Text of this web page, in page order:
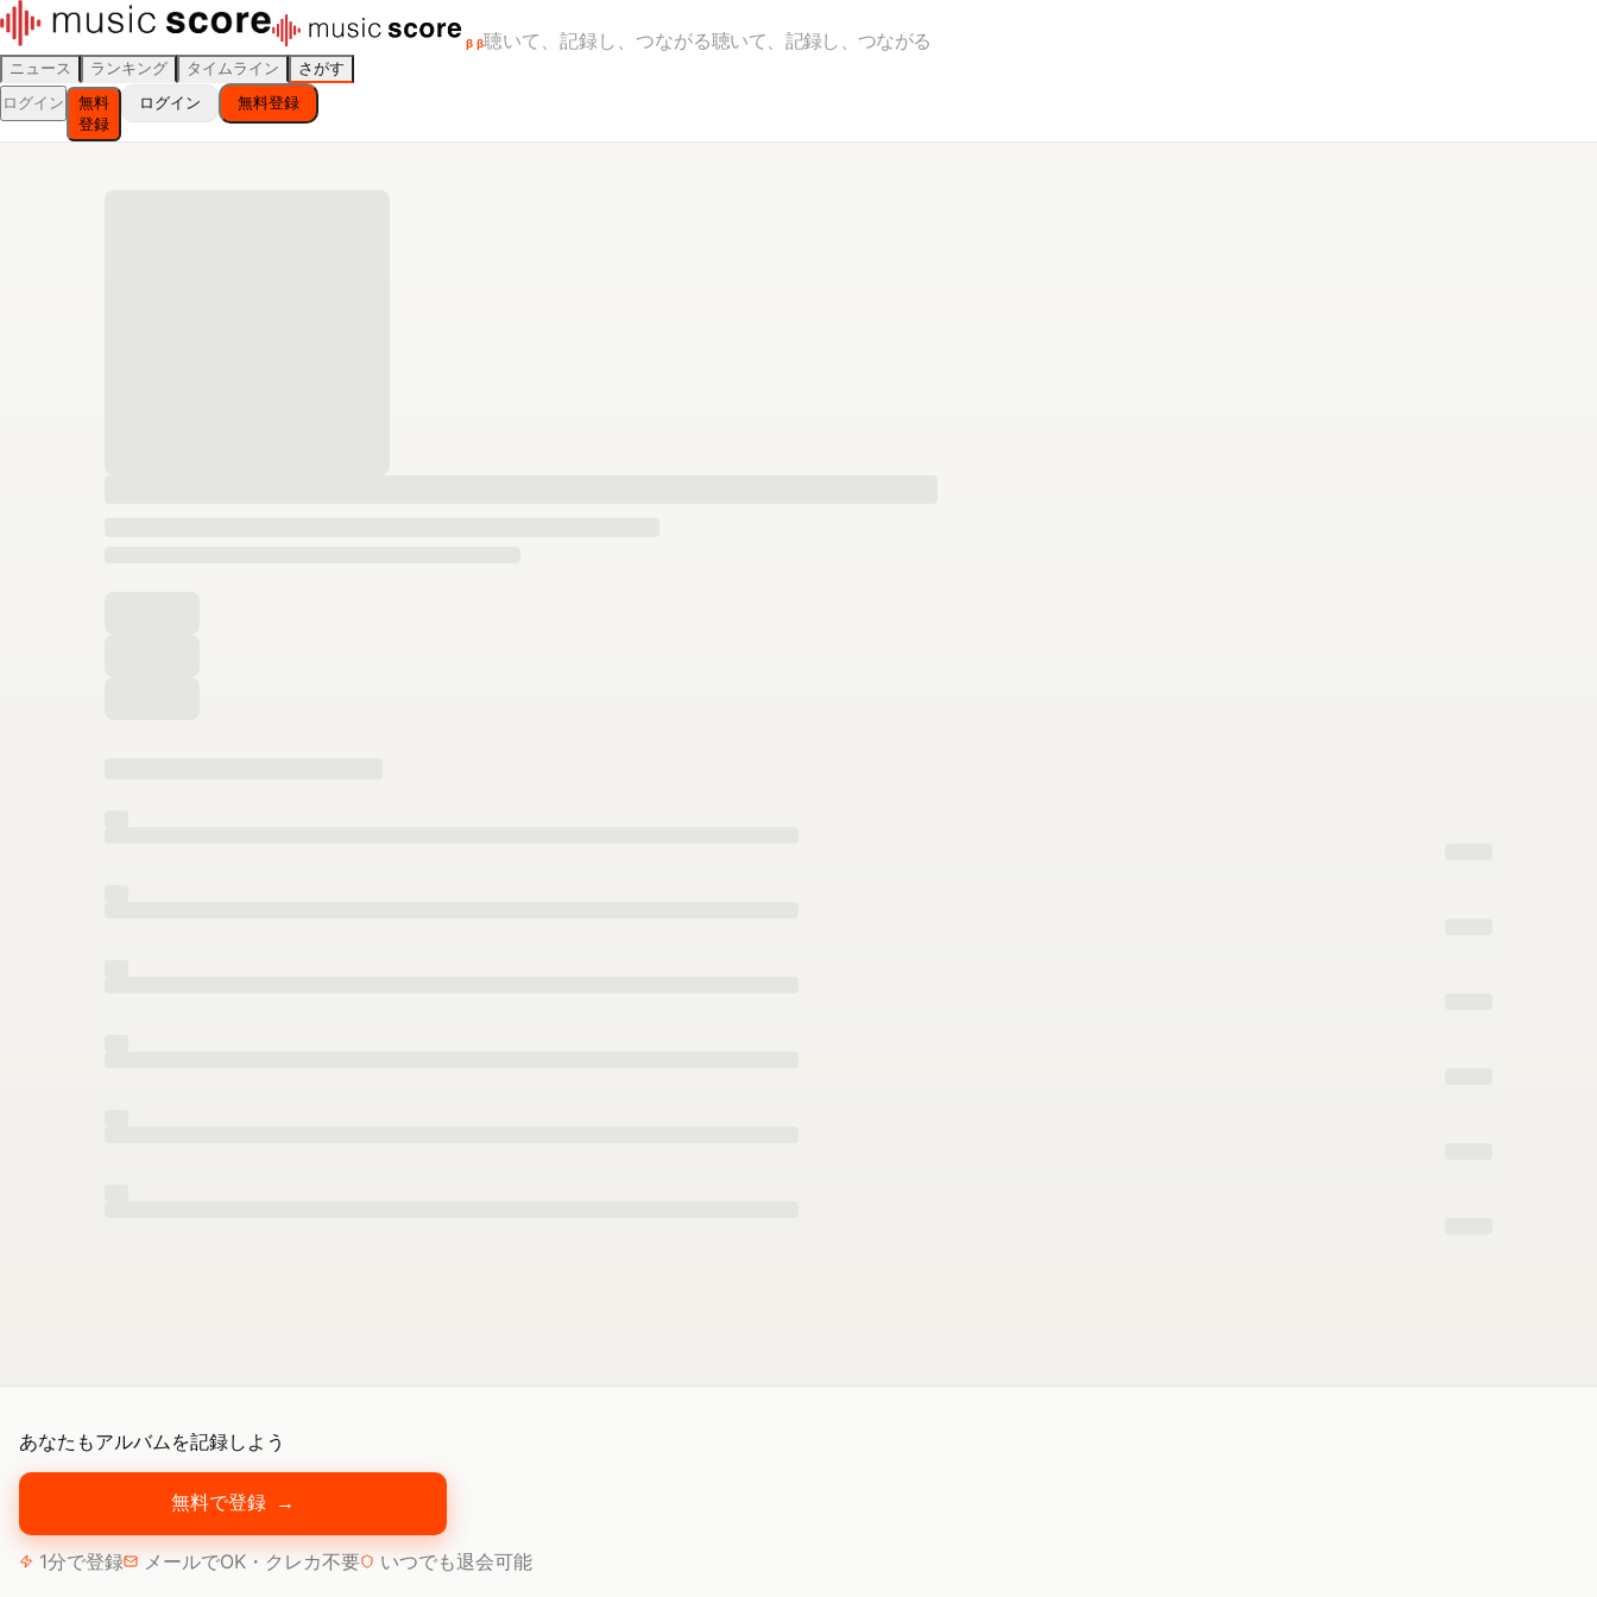
β β聴いて、記録し、つながる聴いて、記録し、つながる
ニュース ランキング タイムライン
さがす
ログイン
無料
登録
ログイン 無料登録
あなたもアルバムを記録しよう
無料で登録 →
1分で登録 メールでOK・クレカ不要 いつでも退会可能